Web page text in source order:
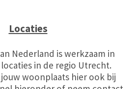
Locaties
Nederland is werkzaam in
in de regio Utrecht.
woonplaats hier ook bij